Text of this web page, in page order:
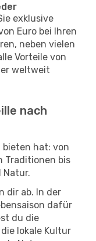
exklusive
Euro bei Ihren
neben vielen
Vorteile von
weltweit
nach
bieten hat: von
Traditionen bis
Natur.
dir ab. In der
dafür
du die
lokale Kultur